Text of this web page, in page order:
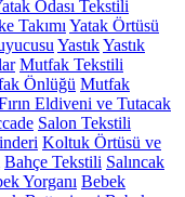
Odası Tekstili
Takımı Yatak Örtüsü
YastıkYastık
Mutfak Tekstili
Önlüğü Mutfak
Eldiveni ve Tutacak
Salon Tekstili
Koltuk Örtüsü ve
Bahçe Tekstili Salıncak
Yorganı Bebek